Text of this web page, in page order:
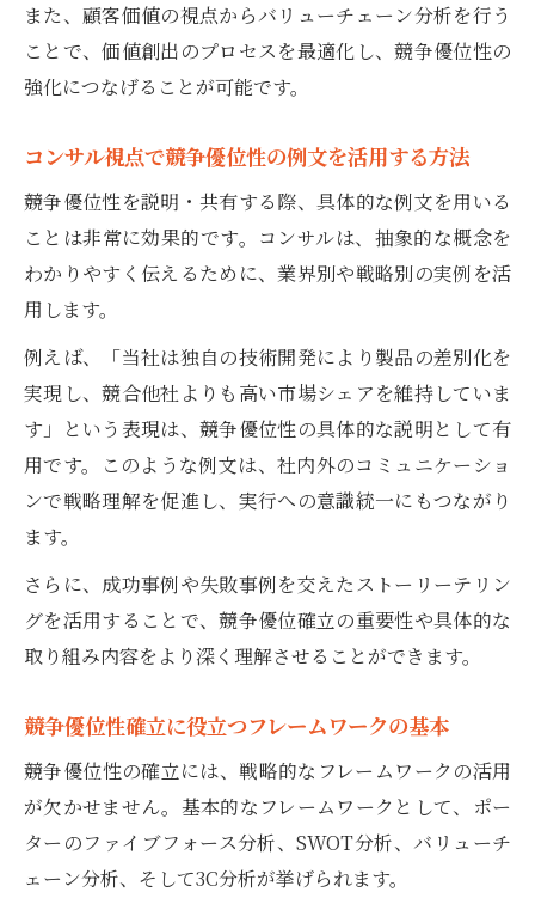
自社の競争優位性向上を支える分析手法
コンサル流競争優位性確立のための自社戦
競争優位性例文から学ぶ自社応用ポイント
競争優位性の定義と現場活用ポイント
コンサルが示す競争優位性の定義と活用例
現場で使える競争優位性向上の具体的ポイ
競争優位性とは何か現場での実践をコンサ
ル解説
競争優位性を現場で活かすコンサルの工夫
競争優位性の例文をもとに現場活用を考え
る
コンサルが実践する競争優位性維持の秘訣
競争優位性向上を続けるポイントをコンサ
ルが解説
る
競争優位性を維持するためのコンサル流分
析法
実践的な競争優位性の使い方をコンサルが
紹介
また、顧客価値の視点からバリューチェーン分析を行う
ことで、価値創出のプロセスを最適化し、競争優位性の
強化につなげることが可能です。
コンサル視点で競争優位性の例文を活用する方法
競争優位性を説明・共有する際、具体的な例文を用いる
ことは非常に効果的です。コンサルは、抽象的な概念を
わかりやすく伝えるために、業界別や戦略別の実例を活
用します。
例えば、「当社は独自の技術開発により製品の差別化を
実現し、競合他社よりも高い市場シェアを維持していま
す」という表現は、競争優位性の具体的な説明として有
用です。このような例文は、社内外のコミュニケーショ
ンで戦略理解を促進し、実行への意識統一にもつながり
ます。
さらに、成功事例や失敗事例を交えたストーリーテリン
グを活用することで、競争優位確立の重要性や具体的な
取り組み内容をより深く理解させることができます。
競争優位性確立に役立つフレームワークの基本
競争優位性の確立には、戦略的なフレームワークの活用
が欠かせません。基本的なフレームワークとして、ポー
ターのファイブフォース分析、SWOT分析、バリューチ
ェーン分析、そして3C分析が挙げられます。